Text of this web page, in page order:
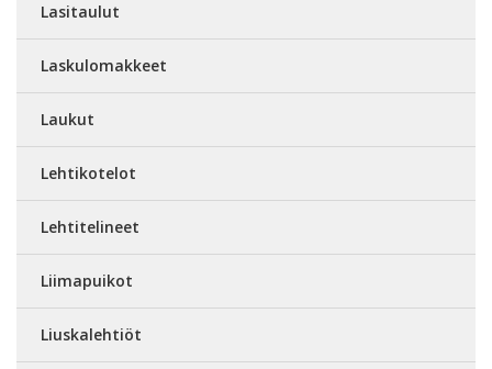
Lasitaulut
Laskulomakkeet
Laukut
Lehtikotelot
Lehtitelineet
Liimapuikot
Liuskalehtiöt